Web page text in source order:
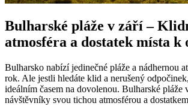
Bulharské pláže v září –
atmosféra a dostatek místa k
Bulharsko nabízí jedinečné pláže a nádhernou
rok. Ale jestli hledáte klid a nerušený
ideálním časem na dovolenou. Bulharské pláže
návštěvníky svou tichou atmosférou a